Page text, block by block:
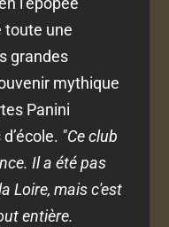
toute une
grandes
mythique
Panini
"Ce club
Il a été pas
Loire, mais c'est
entière.